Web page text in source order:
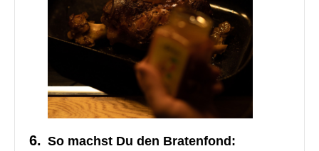
So machst Du den Bratenfond: